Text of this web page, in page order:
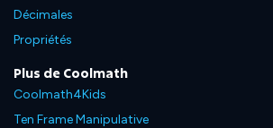
Décimales
Propriétés
Plus de Coolmath
Coolmath4Kids
Ten Frame Manipulative